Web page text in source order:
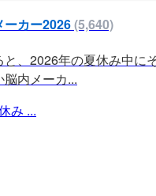
ーカー2026(5,640)
と、2026年の夏休み中に
脳内メーカ...
み ...